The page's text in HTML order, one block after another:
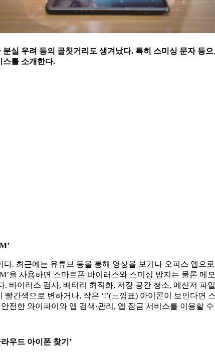
실 우려 등의 골칫거리도 생겨났다. 특히 스미싱 문자 등
스를 소개한다.
. 최근에는 유튜브 등을 통해 영상을 보거나 오피스 앱으
을 사용하면 스마트폰 바이러스와 스미싱 방지는 물론 메
바이러스 검사, 배터리 최적화, 저장 공간 청소, 메신저 파
간색으로 변하거나, 작은 ‘!’(느낌표) 아이콘이 보인다면
전한 와이파이와 앱 검색·관리, 앱 잠금 서비스를 이용할
우드 아이폰 찾기’